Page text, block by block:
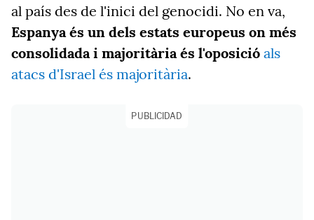
al país des de l'inici del genocidi. No en va,
Espanya és un dels estats europeus on més
consolidada i majoritària és l'oposició als
atacs d'Israel és majoritària.
PUBLICIDAD